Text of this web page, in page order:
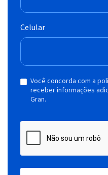
Celular
Você concorda com a
receber informações
Gran.